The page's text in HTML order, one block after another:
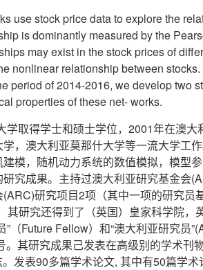
use stock price data to explore the
is dominantly measured by the
may exist in the stock prices of
nonlinear relationship between
period of 2014-2016, we develop two
properties of these net- works.
学取得学士和硕士学位，2001年在澳
，澳大利亚莫那什大学等一流大学工
模，随机动力系统的数值模拟，模型
究成果。主持过澳大利亚研究基金会
研究项目2项（其中一项的研究
其研究还得到了（英国）皇家科学院
（Future Fellow）和“澳大利亚研究员
其研究成果己发表在高级别的学术刊
发表90多篇学术论文, 其中有50篇学